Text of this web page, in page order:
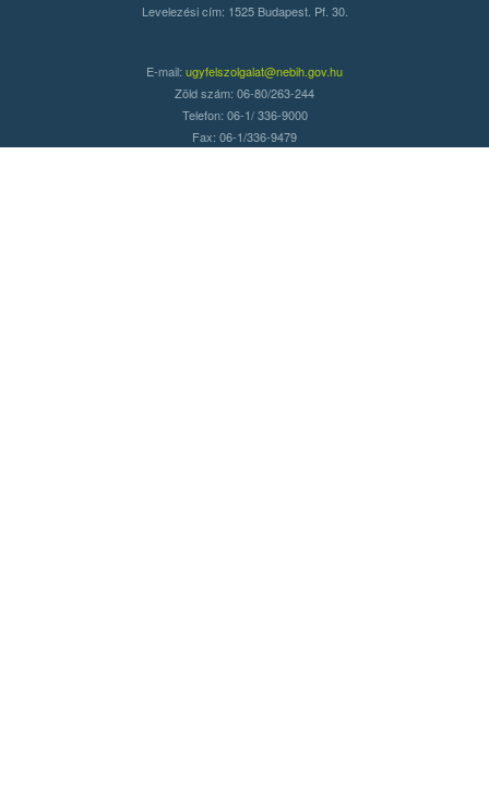
Levelezési cím: 1525 Budapest. Pf. 30.
E-mail: ugyfelszolgalat@nebih.gov.hu
Zöld szám: 06-80/263-244
Telefon: 06-1/ 336-9000
Fax: 06-1/336-9479